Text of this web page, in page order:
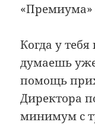
«Премиума»
Когда у
думаешь
помощь
Директора
минимум с